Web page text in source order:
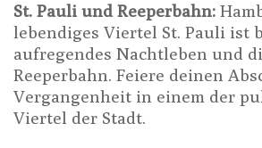
St. Pauli und Reeperbahn:
lebendiges Viertel St. Pauli ist
aufregendes Nachtleben und
Reeperbahn. Feiere deinen
Vergangenheit in einem der
Viertel der Stadt.